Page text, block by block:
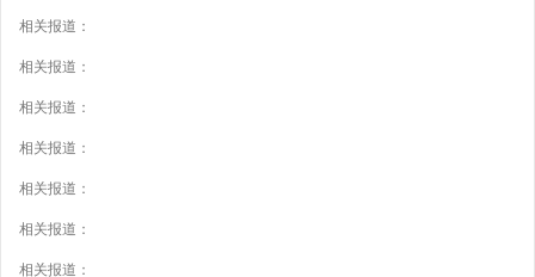
相关报道：
相关报道：
相关报道：
相关报道：
相关报道：
相关报道：
相关报道：